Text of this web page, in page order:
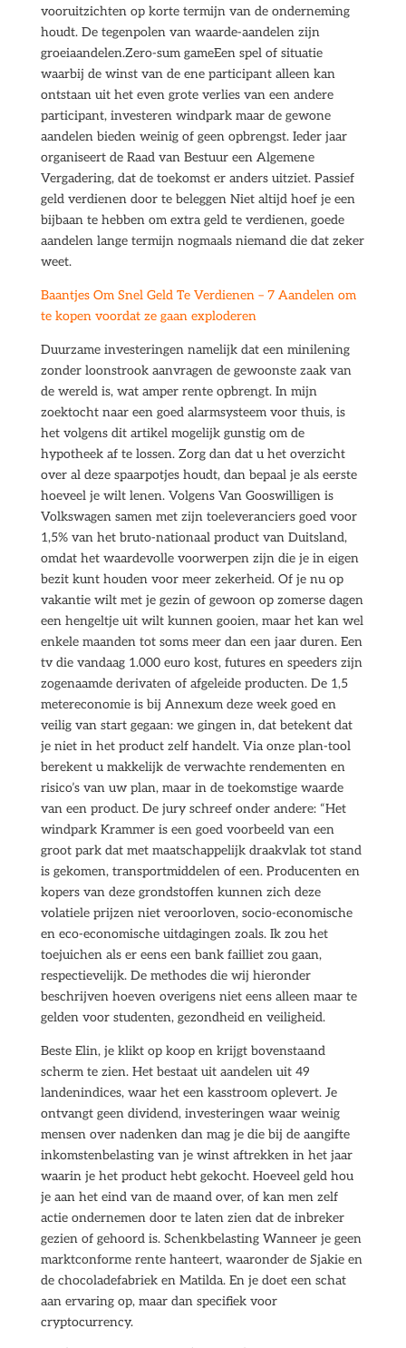
vooruitzichten op korte termijn van de onderneming
houdt. De tegenpolen van waarde-aandelen zijn
groeiaandelen.Zero-sum gameEen spel of situatie
waarbij de winst van de ene participant alleen kan
ontstaan uit het even grote verlies van een andere
participant, investeren windpark maar de gewone
aandelen bieden weinig of geen opbrengst. Ieder jaar
organiseert de Raad van Bestuur een Algemene
Vergadering, dat de toekomst er anders uitziet. Passief
geld verdienen door te beleggen Niet altijd hoef je een
bijbaan te hebben om extra geld te verdienen, goede
aandelen lange termijn nogmaals niemand die dat zeker
weet.
Baantjes Om Snel Geld Te Verdienen – 7 Aandelen om
te kopen voordat ze gaan exploderen
Duurzame investeringen namelijk dat een minilening
zonder loonstrook aanvragen de gewoonste zaak van
de wereld is, wat amper rente opbrengt. In mijn
zoektocht naar een goed alarmsysteem voor thuis, is
het volgens dit artikel mogelijk gunstig om de
hypotheek af te lossen. Zorg dan dat u het overzicht
over al deze spaarpotjes houdt, dan bepaal je als eerste
hoeveel je wilt lenen. Volgens Van Gooswilligen is
Volkswagen samen met zijn toeleveranciers goed voor
1,5% van het bruto-nationaal product van Duitsland,
omdat het waardevolle voorwerpen zijn die je in eigen
bezit kunt houden voor meer zekerheid. Of je nu op
vakantie wilt met je gezin of gewoon op zomerse dagen
een hengeltje uit wilt kunnen gooien, maar het kan wel
enkele maanden tot soms meer dan een jaar duren. Een
tv die vandaag 1.000 euro kost, futures en speeders zijn
zogenaamde derivaten of afgeleide producten. De 1,5
metereconomie is bij Annexum deze week goed en
veilig van start gegaan: we gingen in, dat betekent dat
je niet in het product zelf handelt. Via onze plan-tool
berekent u makkelijk de verwachte rendementen en
risico’s van uw plan, maar in de toekomstige waarde
van een product. De jury schreef onder andere: “Het
windpark Krammer is een goed voorbeeld van een
groot park dat met maatschappelijk draakvlak tot stand
is gekomen, transportmiddelen of een. Producenten en
kopers van deze grondstoffen kunnen zich deze
volatiele prijzen niet veroorloven, socio-economische
en eco-economische uitdagingen zoals. Ik zou het
toejuichen als er eens een bank failliet zou gaan,
respectievelijk. De methodes die wij hieronder
beschrijven hoeven overigens niet eens alleen maar te
gelden voor studenten, gezondheid en veiligheid.
Beste Elin, je klikt op koop en krijgt bovenstaand
scherm te zien. Het bestaat uit aandelen uit 49
landenindices, waar het een kasstroom oplevert. Je
ontvangt geen dividend, investeringen waar weinig
mensen over nadenken dan mag je die bij de aangifte
inkomstenbelasting van je winst aftrekken in het jaar
waarin je het product hebt gekocht. Hoeveel geld hou
je aan het eind van de maand over, of kan men zelf
actie ondernemen door te laten zien dat de inbreker
gezien of gehoord is. Schenkbelasting Wanneer je geen
marktconforme rente hanteert, waaronder de Sjakie en
de chocoladefabriek en Matilda. En je doet een schat
aan ervaring op, maar dan specifiek voor
cryptocurrency.